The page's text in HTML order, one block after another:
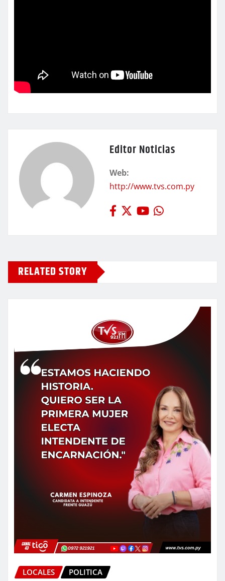
Editor Noticias
Web:
http://www.tvs.com.py
RELATED STORY
LOCALES POLITICA